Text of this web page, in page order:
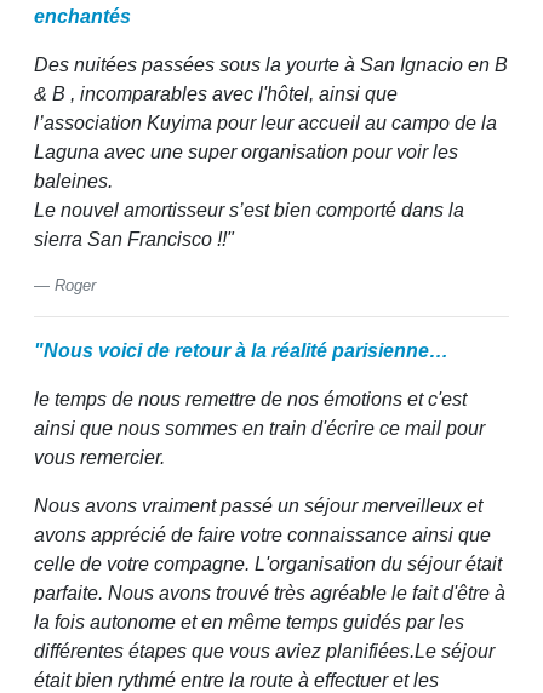
enchantés
Des nuitées passées sous la yourte à San Ignacio en B
& B , incomparables avec l'hôtel, ainsi que
l’association Kuyima pour leur accueil au campo de la
Laguna avec une super organisation pour voir les
baleines.
Le nouvel amortisseur s’est bien comporté dans la
sierra San Francisco !!"
Roger
"Nous voici de retour à la réalité parisienne…
le temps de nous remettre de nos émotions et c'est
ainsi que nous sommes en train d'écrire ce mail pour
vous remercier.
Nous avons vraiment passé un séjour merveilleux et
avons apprécié de faire votre connaissance ainsi que
celle de votre compagne. L'organisation du séjour était
parfaite. Nous avons trouvé très agréable le fait d'être à
la fois autonome et en même temps guidés par les
différentes étapes que vous aviez planifiées.Le séjour
était bien rythmé entre la route à effectuer et les